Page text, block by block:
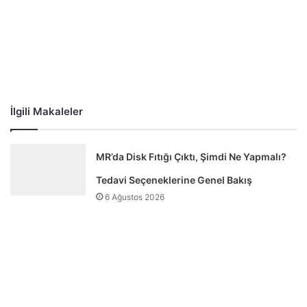
İlgili Makaleler
MR’da Disk Fıtığı Çıktı, Şimdi Ne Yapmalı?
Tedavi Seçeneklerine Genel Bakış
6 Ağustos 2026